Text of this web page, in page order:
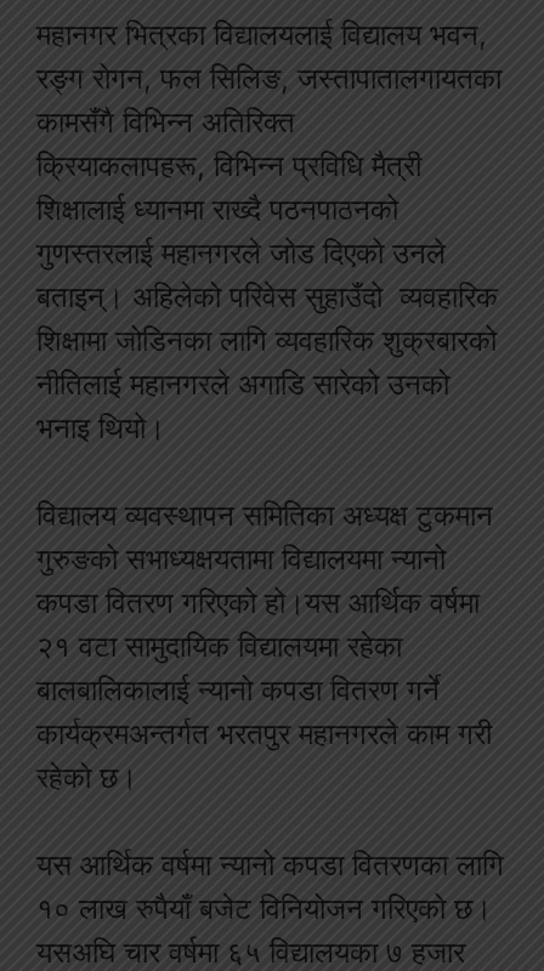
महानगर भित्रका विद्यालयलाई विद्यालय भवन,
रङ्ग रोगन, फल सिलिङ, जस्तापातालगायतका
कामसँगै विभिन्न अतिरिक्त
क्रियाकलापहरू, विभिन्न प्रविधि मैत्री
शिक्षालाई ध्यानमा राख्दै पठनपाठनको
गुणस्तरलाई महानगरले जोड दिएको उनले
बताइन्। अहिलेको परिवेस सुहाउँदो व्यवहारिक
शिक्षामा जोडिनका लागि व्यवहारिक शुक्रबारको
नीतिलाई महानगरले अगाडि सारेको उनको
भनाइ थियो।
विद्यालय व्यवस्थापन समितिका अध्यक्ष टुकमान
गुरुङको सभाध्यक्षयतामा विद्यालयमा न्यानो
कपडा वितरण गरिएको हो।यस आर्थिक वर्षमा
२१ वटा सामुदायिक विद्यालयमा रहेका
बालबालिकालाई न्यानो कपडा वितरण गर्ने
कार्यक्रमअन्तर्गत भरतपुर महानगरले काम गरी
रहेको छ।
यस आर्थिक वर्षमा न्यानो कपडा वितरणका लागि
१० लाख रुपैयाँ बजेट विनियोजन गरिएको छ।
यसअघि चार वर्षमा ६५ विद्यालयका ७ हजार